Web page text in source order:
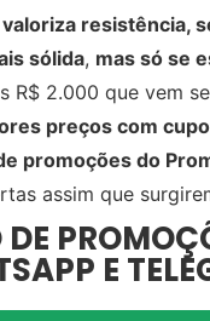
resistência,
sólida, mas só se
R$ 2.000 que vem
preços com
promoções do
assim que
DE
E